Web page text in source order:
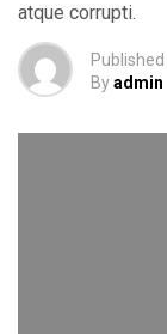
atque corrupti.
Published
Byadmin